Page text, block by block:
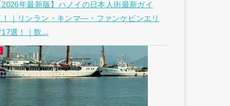
2026年最新版】ハノイの日本人街最新ガイ
！｜リンラン・キンマ―・ファンケビンエリ
17選！｜飲...